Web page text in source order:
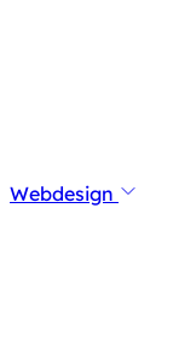
Webdesign